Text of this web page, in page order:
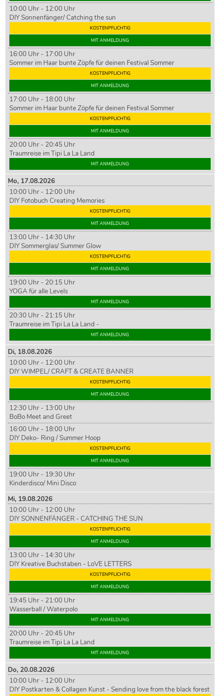
10:00 Uhr - 12:00 Uhr
DIY Sonnenfänger/ Catching the sun
KOSTENPFLICHTIG
MIT ANMELDUNG
16:00 Uhr - 17:00 Uhr
Sommer im Haar bunte Zöpfe für deinen Festival Sommer
KOSTENPFLICHTIG
MIT ANMELDUNG
17:00 Uhr - 18:00 Uhr
Sommer im Haar bunte Zöpfe für deinen Festival Sommer
KOSTENPFLICHTIG
MIT ANMELDUNG
20:00 Uhr - 20:45 Uhr
Traumreise im Tipi La La Land
MIT ANMELDUNG
Mo, 17.08.2026
10:00 Uhr - 12:00 Uhr
DIY Fotobuch Creating Memories
KOSTENPFLICHTIG
MIT ANMELDUNG
13:00 Uhr - 14:30 Uhr
DIY Sommerglas/ Summer Glow
KOSTENPFLICHTIG
MIT ANMELDUNG
19:00 Uhr - 20:15 Uhr
YOGA für alle Levels
MIT ANMELDUNG
20:30 Uhr - 21:15 Uhr
Traumreise im Tipi La La Land -
MIT ANMELDUNG
Di, 18.08.2026
10:00 Uhr - 12:00 Uhr
DIY WIMPEL/ CRAFT & CREATE BANNER
KOSTENPFLICHTIG
MIT ANMELDUNG
12:30 Uhr - 13:00 Uhr
BoBo Meet and Greet
16:00 Uhr - 18:00 Uhr
DIY Deko- Ring / Summer Hoop
KOSTENPFLICHTIG
MIT ANMELDUNG
19:00 Uhr - 19:30 Uhr
Kinderdisco/ Mini Disco
Mi, 19.08.2026
10:00 Uhr - 12:00 Uhr
DIY SONNENFÄNGER - CATCHING THE SUN
KOSTENPFLICHTIG
MIT ANMELDUNG
13:00 Uhr - 14:30 Uhr
DIY Kreative Buchstaben - LoVE LETTERS
KOSTENPFLICHTIG
MIT ANMELDUNG
19:45 Uhr - 21:00 Uhr
Wasserball / Waterpolo
MIT ANMELDUNG
20:00 Uhr - 20:45 Uhr
Traumreise im Tipi La La Land
MIT ANMELDUNG
Do,20.08.2026
10:00 Uhr - 12:00 Uhr
DIY Postkarten & Collagen Kunst - Sending love from the black forest